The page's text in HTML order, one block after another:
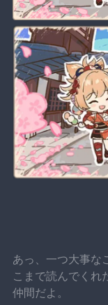
あっ、一つ大事な
こまで読んでくれ
仲間だよ。